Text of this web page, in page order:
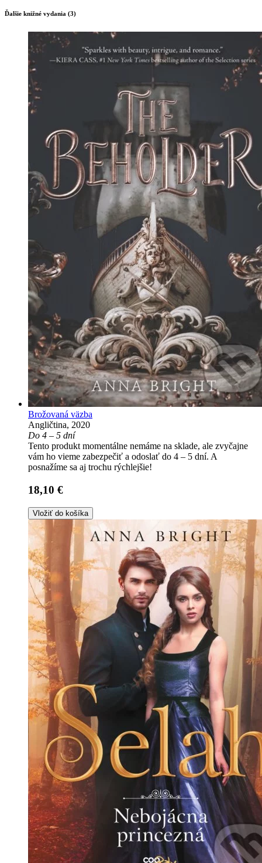
Ďalšie knižné vydania (3)
Brožovaná väzba
Angličtina, 2020
Do 4 – 5 dní
Tento produkt momentálne nemáme na sklade, ale zvyčajne
vám ho vieme zabezpečiť a odoslať do 4 – 5 dní. A
posnažíme sa aj trochu rýchlejšie!
18,10 €
Vložiť do košíka